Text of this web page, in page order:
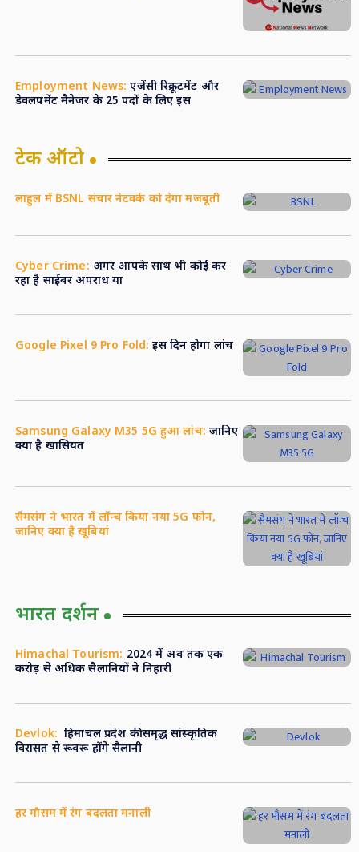
Employment News: एजेंसी रिक्रूटमेंट और
डेवलपमेंट मैनेजर के 25 पदों के लिए इस
टेक ऑटो
लाहुल में BSNL संचार नेटवर्क को देगा मजबूती
Cyber Crime: अगर आपके साथ भी कोई कर
रहा है साईबर अपराध या
Google Pixel 9 Pro Fold: इस दिन होगा लांच
Samsung Galaxy M35 5G हुआ लांच: जानिए
क्या है खासियत
सैमसंग ने भारत में लॉन्च किया नया 5G फोन,
जानिए क्या है खूबियां
भारत दर्शन
Himachal Tourism: 2024 में अब तक एक
करोड़ से अधिक सैलानियों ने निहारी
Devlok: हिमाचल प्रदेश की समृद्ध सांस्कृतिक
विरासत से रूबरू होंगे सैलानी
हर मौसम में रंग बदलता मनाली